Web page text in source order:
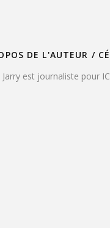
DE L'AUTEUR /
Jarry est journaliste pour